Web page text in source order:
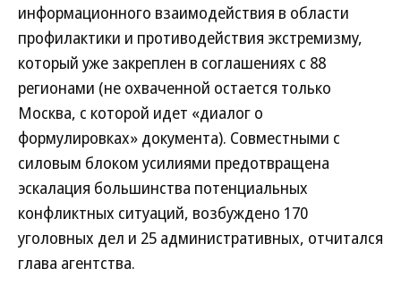
информационного взаимодействия в области
профилактики и противодействия экстремизму,
который уже закреплен в соглашениях с 88
регионами (не охваченной остается только
Москва, с которой идет «диалог о
формулировках» документа). Совместными с
силовым блоком усилиями предотвращена
эскалация большинства потенциальных
конфликтных ситуаций, возбуждено 170
уголовных дел и 25 административных, отчитался
глава агентства.